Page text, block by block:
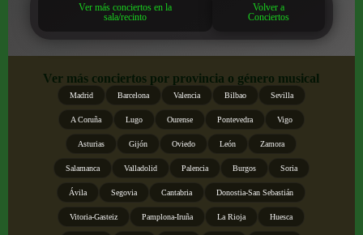
Ver más conciertos en la
sala/recinto
Volver a
Conciertos
Ver más conciertos por provincia o género musical
Madrid Barcelona Valencia Bilbao Sevilla
A Coruña Lugo Ourense Pontevedra Vigo
Asturias Gijón Oviedo León Zamora
Salamanca Valladolid Palencia Burgos Soria
Ávila Segovia Cantabria Donostia-San Sebastián
Vitoria-Gasteiz Pamplona-Iruña La Rioja Huesca